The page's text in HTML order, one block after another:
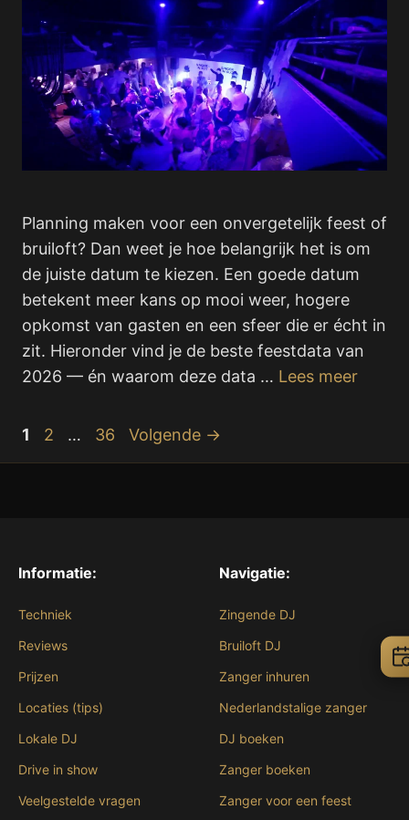
Planning maken voor een onvergetelijk feest of
bruiloft? Dan weet je hoe belangrijk het is om
de juiste datum te kiezen. Een goede datum
betekent meer kans op mooi weer, hogere
opkomst van gasten en een sfeer die er écht in
zit. Hieronder vind je de beste feestdata van
2026 — én waarom deze data … Lees meer
Pagina
1 Pagina
2 … Pagina
36 Volgende →
Informatie:
Techniek
Reviews
Prijzen
Locaties (tips)
Lokale DJ
Drive in show
Veelgestelde vragen
Navigatie:
Zingende DJ
Bruiloft DJ
Zanger inhuren
Nederlandstalige zanger
DJ boeken
Zanger boeken
Zanger voor een feest